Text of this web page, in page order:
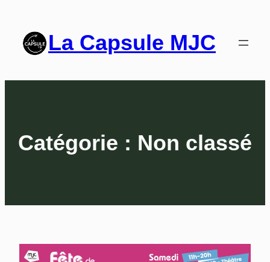
La Capsule MJC
Catégorie : Non classé